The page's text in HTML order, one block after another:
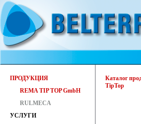
ПРОДУКЦИЯ
REMA TIP TOP GmbH
RULMECA
УСЛУГИ
Каталог
TipTop